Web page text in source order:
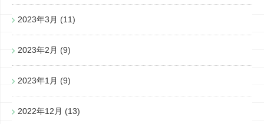
2023年3月 (11)
2023年2月 (9)
2023年1月 (9)
2022年12月 (13)